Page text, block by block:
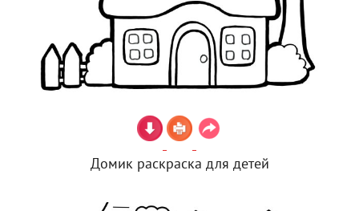
Домик раскраска для детей